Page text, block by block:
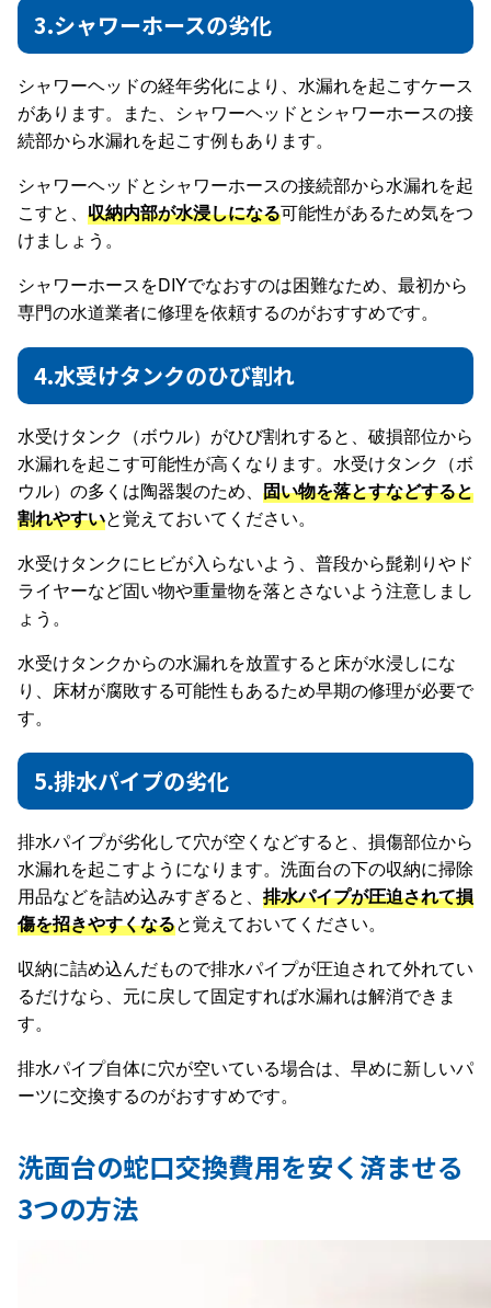
3.シャワーホースの劣化
シャワーヘッドの経年劣化により、水漏れを起こすケース
があります。また、シャワーヘッドとシャワーホースの接
続部から水漏れを起こす例もあります。
シャワーヘッドとシャワーホースの接続部から水漏れを起
こすと、 収納内部が水浸しになる可能性があるため気をつ
けましょう。
シャワーホースをDIYでなおすのは困難なため、最初から
専門の水道業者に修理を依頼するのがおすすめです。
4.水受けタンクのひび割れ
水受けタンク（ボウル）がひび割れすると、破損部位から
水漏れを起こす可能性が高くなります。水受けタンク（ボ
ウル）の多くは陶器製のため、 固い物を落とすなどすると
割れやすいと覚えておいてください。
水受けタンクにヒビが入らないよう、普段から髭剃りやド
ライヤーなど固い物や重量物を落とさないよう注意しまし
ょう。
水受けタンクからの水漏れを放置すると床が水浸しにな
り、床材が腐敗する可能性もあるため早期の修理が必要で
す。
5.排水パイプの劣化
排水パイプが劣化して穴が空くなどすると、損傷部位から
水漏れを起こすようになります。洗面台の下の収納に掃除
用品などを詰め込みすぎると、 排水パイプが圧迫されて損
傷を招きやすくなると覚えておいてください。
収納に詰め込んだもので排水パイプが圧迫されて外れてい
るだけなら、元に戻して固定すれば水漏れは解消できま
す。
排水パイプ自体に穴が空いている場合は、早めに新しいパ
ーツに交換するのがおすすめです。
洗面台の蛇口交換費用を安く済ませる
3つの方法